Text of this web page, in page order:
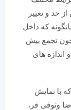
تغییر
که داخل
بیش
های
فر،